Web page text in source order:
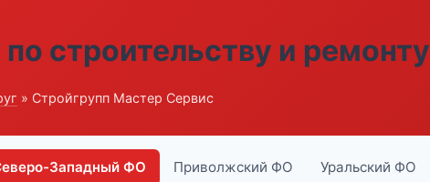
строительству и ремонту
» Стройгрупп Мастер Сервис
Западный ФО Приволжский ФО Уральский ФО